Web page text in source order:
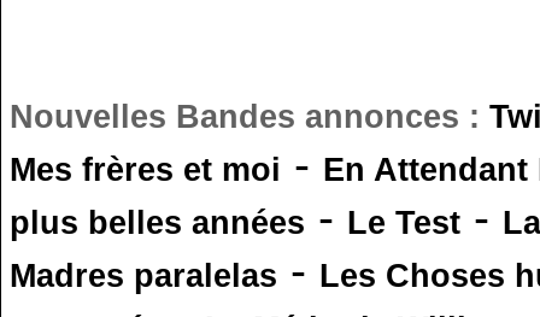
Nouvelles Bandes annonces :
Mes frères et moi - En
plus belles années - Le Test -
Madres paralelas - Les Choses